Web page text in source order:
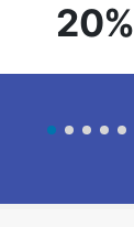
20%